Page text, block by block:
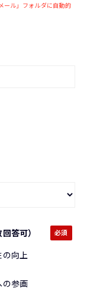
ール」フォルダに自動的
答可）
の向上
の参画